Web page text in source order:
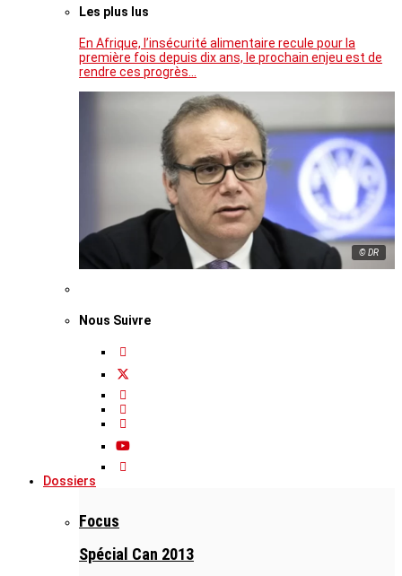
Les plus lus
En Afrique, l’insécurité alimentaire recule pour la
première fois depuis dix ans, le prochain enjeu est de
rendre ces progrès…
© DR
Nous Suivre
Dossiers
Focus
Spécial Can 2013